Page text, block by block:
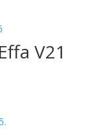
V21